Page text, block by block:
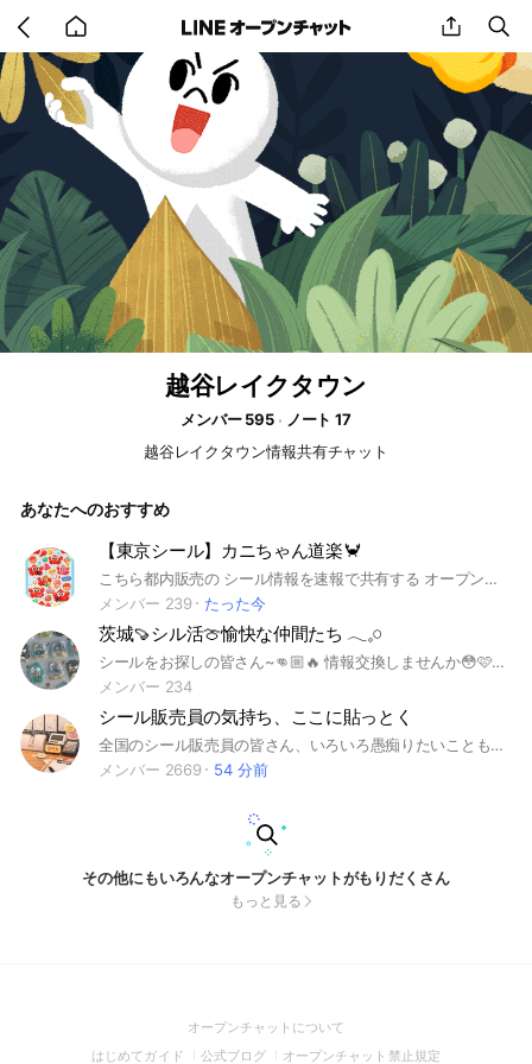
back
to
home
share
越谷レイクタウン
メンバー 595
ノート 17
越谷レイクタウン情報共有チャット
あなたへのおすすめ
【東京シール】カニちゃん道楽🦀
こちら都内販売の シール情報を速報で共有する オープンチャット部屋となります😀 やる気ある方集まって下さい！ #ボンボンドロップシール #サンスター #ボンドロ #うるちゅる #サンリオ #Disney #ディズニー
メンバー 239
たった今
茨城🍠シル活🍈愉快な仲間たち 𓂃𓈒𓏸
シールをお探しの皆さん~👊🏼🔥 情報交換しませんか😳🩷❤️ #シルパト #ボンドロ #シール情報交換
メンバー 234
シール販売員の気持ち、ここに貼っとく
全国のシール販売員の皆さん、いろいろ愚痴りたいことも多いかと思います。ささいなことでも結構ですので、起きた出来事をみんなで共有しましょう！ ただし、購入者を蔑むような発言はNGです！節度をもって語りあいましょう！ ※シール販売員のためのオープンチャットです。お客様から販売員への質問、ご意見等はご遠慮ください #シール #ボンボンドロップシール #ボンドロ #シル活 #北海道 #青森 #岩手 #秋田 #山形 #福島 #栃木 #千葉 #東京 #茨城 #神奈川 #群馬 #埼玉 #新潟 #富山 #石川 #福井 #長野 #静岡 #愛知 #岐阜 #和歌山 #大阪 #京都 #兵庫 #京都 #奈良 #三重 #滋賀 #愛媛 #香川 #高知 #山梨 #山口 #徳島 #鳥取 #島根 #岡山 #広島 #鹿児島 #福岡 #熊本 #大分 #長崎 #佐賀 #沖縄 #雑談 #愚痴 #販売 #販売員 #店員 #本屋 #雑貨屋 #雑貨店 #文房具 #文具
メンバー 2669
54 分前
その他にもいろんなオープンチャットがもりだくさん
もっと見る
オープンチャットについて
in
はじめてガイド (Open
公式ブログ (Open
オープンチャット禁止規定(Open